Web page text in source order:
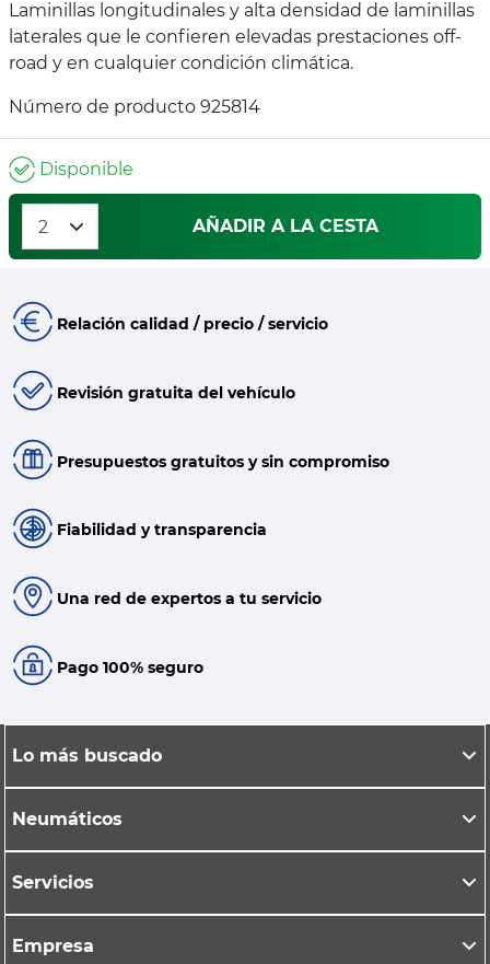
Laminillas longitudinales y alta densidad de laminillas
laterales que le confieren elevadas prestaciones off-
road y en cualquier condición climática.
Número de producto 925814
Disponible
AÑADIR A LA CESTA
Relación calidad / precio / servicio
Revisión gratuita del vehículo
Presupuestos gratuitos y sin compromiso
Fiabilidad y transparencia
Una red de expertos a tu servicio
Pago 100% seguro
Lo más buscado
Neumáticos
Servicios
Empresa